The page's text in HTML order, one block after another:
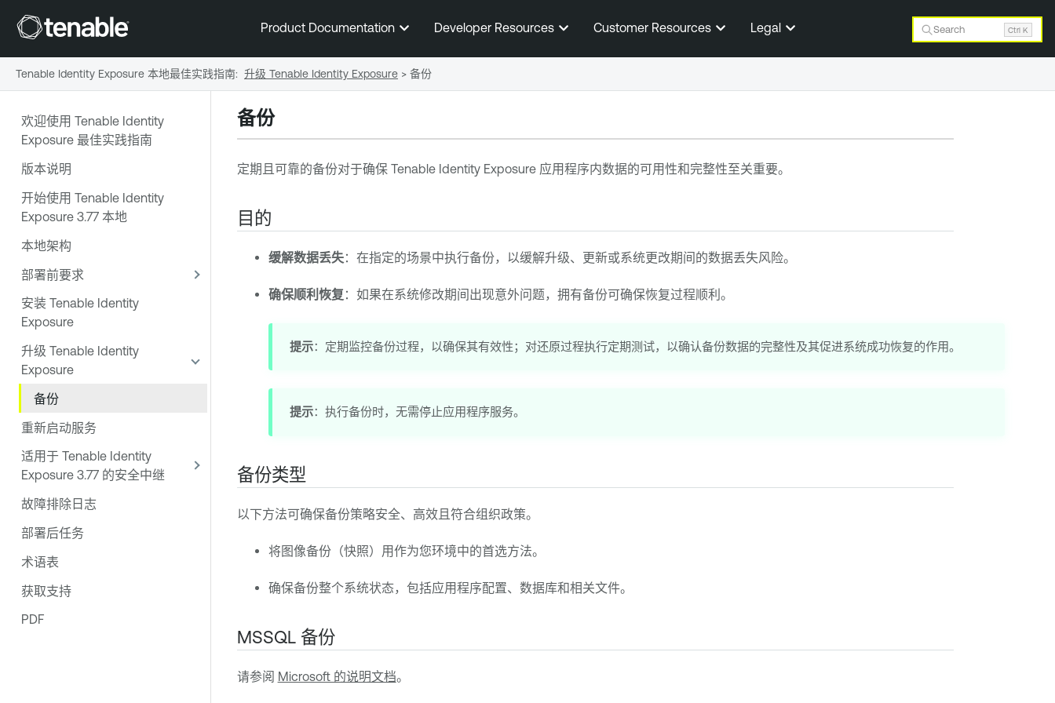
跳到主内容
Product Documentation Developer Resources Customer Resources Legal Search Ctrl K
欢迎使用 Tenable Identity
Exposure 最佳实践指南
版本说明
开始使用 Tenable Identity
Exposure 3.77 本地
本地架构
部署前要求
安装 Tenable Identity
Exposure
升级 Tenable Identity
Exposure
备份
重新启动服务
适用于 Tenable Identity
Exposure 3.77 的安全中继
故障排除日志
部署后任务
术语表
获取支持
PDF
备份
定期且可靠的备份对于确保 Tenable Identity Exposure应用程序内数据的可用性和完整性至关重要。
目的
缓解数据丢失：在指定的场景中执行备份，以缓解升级、更新或系统更改期间的数据丢失风险。
确保顺利恢复 ：如果在系统修改期间出现意外问题，拥有备份可确保恢复过程顺利。
提示：定期监控备份过程，以确保其有效性；对还原过程执行定期测试，以确认备份数据的完整性及其促进系统成功恢复的作用。
提示：执行备份时，无需停止应用程序服务。
备份类型
以下方法可确保备份策略安全、高效且符合组织政策。
将图像备份（快照）用作为您环境中的首选方法。
确保备份整个系统状态，包括应用程序配置、数据库和相关文件。
MSSQL 备份
请参阅 Microsoft 的说明文档。
Tenable Identity Exposure 本地最佳实践指南: 升级 Tenable Identity Exposure > 备份